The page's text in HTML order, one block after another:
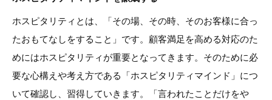
ホスピタリティとは、「その場、その時、そのお客様に合っ
たおもてなしをすること」です。顧客満足を高める対応のた
めにはホスピタリティが重要となってきます。そのために必
要な心構えや考え方である「ホスピタリティマインド」につ
いて確認し、習得していきます。「言われたことだけをや